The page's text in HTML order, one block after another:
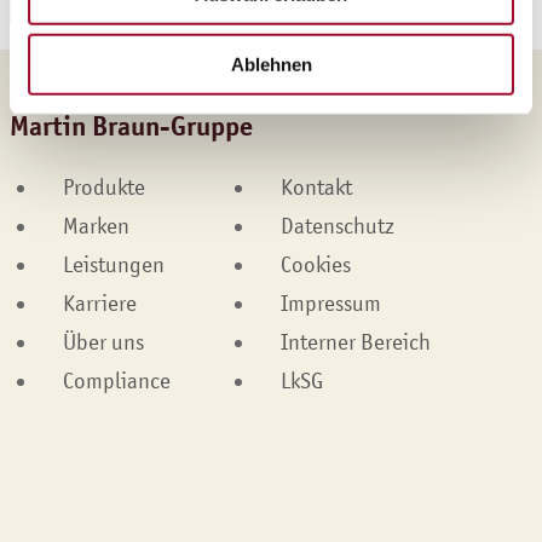
Ablehnen
Martin Braun-Gruppe
Produkte
Kontakt
Marken
Datenschutz
Leistungen
Cookies
Karriere
Impressum
Über uns
Interner Bereich
Compliance
LkSG